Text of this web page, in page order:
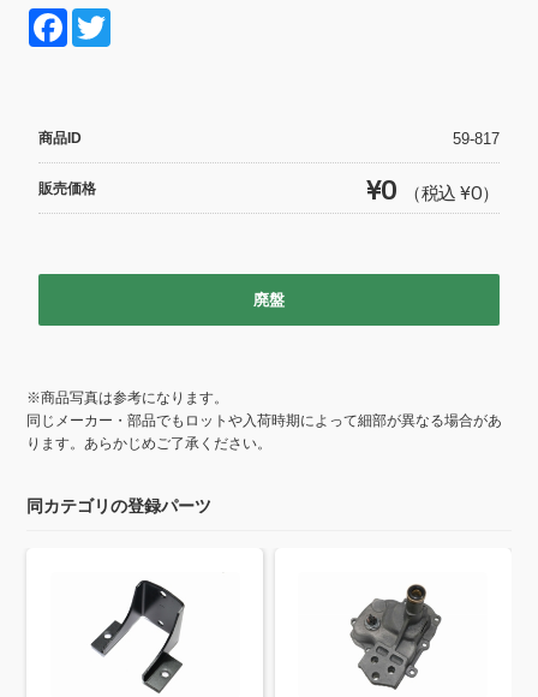
F
e
b
o
商品ID 59-817
販売価格 ¥0 （税込 ¥0）
廃盤
※商品写真は参考になります。
同じメーカー・部品でもロットや入荷時期によって細部が異なる場合があ
ります。あらかじめご了承ください。
同カテゴリの登録パーツ